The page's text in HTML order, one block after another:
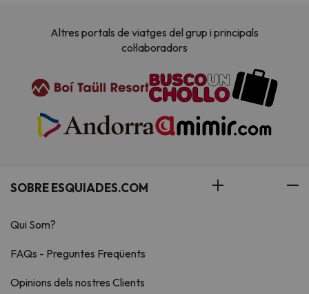
Altres portals de viatges del grup i principals
col·laboradors
SOBRE ESQUIADES.COM
Qui Som?
FAQs - Preguntes Freqüents
Opinions dels nostres Clients